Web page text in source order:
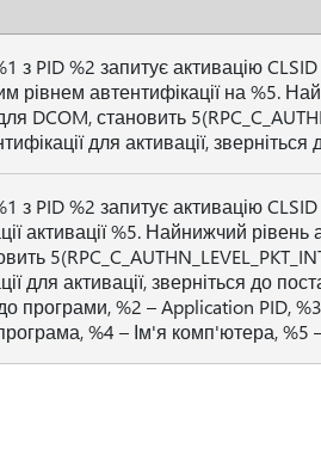
з PID %2 запитує активацію
рівнем автентифікації на %5.
DCOM, становить
для активації,
з PID %2 запитує активацію
активації %5. Найнижчий рівень
для активації, зверніться до
програми, %2 – Application PID,
%4 – Ім'я комп'ютера, %5